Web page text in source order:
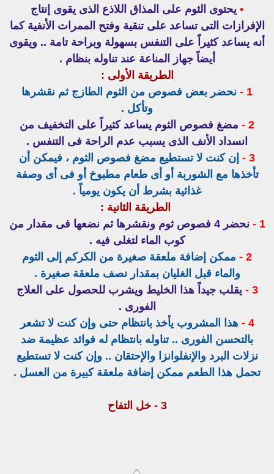
• يحتوى الثوم على المذاق اللاذع الذى يقوى إنتاج
الإفرازات التى تساعد على تنقية وفتح الممرات الأنفية كما
أنه يساعد كثيراً على التنفس بسهولة وبراحة تامة .. ويقوى
أيضاً جهاز المناعة عند تناوله بنظام .
الطريقة الأولى :
1 -
نحضر بعض فصوص من الثوم الطازج ثم نقشرها
وتأكل .
2 -
مضغ فصوص الثوم يساعد كثيراً على التخفيف من
انسداد الأنف الذى يسبب عدم الراحة فى التنفس .
3 -
إن كنت لا تستطيع مضغ فصوص الثوم ، فيمكن أن
تأخذها مع الشوربة أو أى طعام مطبوخ أو فى أى وصفة
غذائية بشرط أن يكون يومياً .
الطريقة الثانية :
1 -
نحضر 4 فصوص ثوم ونقشرها ثم نضعها فى مقدار من
كوب الماء لتغلى فيه .
2 -
ممكن إضافة ملعقة صغيرة من الكركم إلى الثوم
والماء قبل الغليان بمقدار نصف ملعقة صغيرة .
3 -
يقلب جيداً هذا الخليط ويشرب للحصول على العلاج
الفورى .
4 -
هذا المشروب يأخذ بانتظام حتى وإن كنت لا تشعر
بالتحسن الفورى .. تناوله بانتظام له فوائد عظيمة ضد
نزلات البرد والإنفلوانزا والإحتقان .. وإن كنت لا تستطيع
تحمل هذا الطعم ممكن إضافة ملعقة كبيرة من العسل .
3 - خل التفاح